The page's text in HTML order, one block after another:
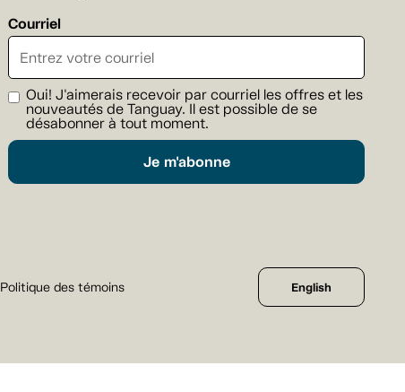
Courriel
Oui! J'aimerais recevoir par courriel les offres et les
nouveautés de Tanguay. Il est possible de se
désabonner à tout moment.
Je m'abonne
Politique des témoins English